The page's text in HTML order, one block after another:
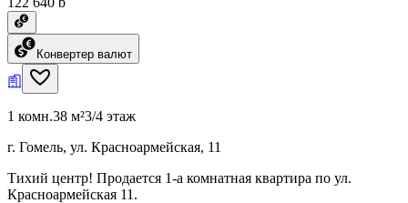
Конвертер валют
1 комн.38 м²3/4 этаж
г. Гомель, ул. Красноармейская, 11
Тихий центр! Продается 1-а комнатная квартира по ул.
Красноармейская 11.